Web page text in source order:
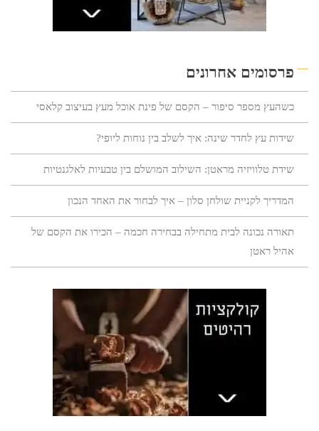
פרסומים אחרונים
כשהעץ מספר סיפור – הקסם של פינת אוכל מעץ בעיצוב קלאסי
שידות עץ לחדר שינה: איך לשלב בין נוחות ליופי?
שידת טלוויזיה מראטן: השילוב המושלם בין טבעיות לאלגנטיות
המדריך לקניית שולחן סלון – איך לבחור את האחד הנכון
תאורה נכונה לבית מתחילה בבחירה חכמה – הכירו את הקסם של
אהיל ראטן